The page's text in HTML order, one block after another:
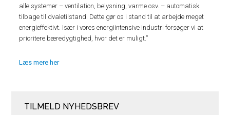
alle systemer – ventilation, belysning, varme osv. – automatisk
tilbage til dvaletilstand. Dette gør os i stand til at arbejde meget
energieffektivt. Især i vores energiintensive industri forsøger vi at
prioritere bæredygtighed, hvor det er muligt.”
Læs mere her
TILMELD NYHEDSBREV